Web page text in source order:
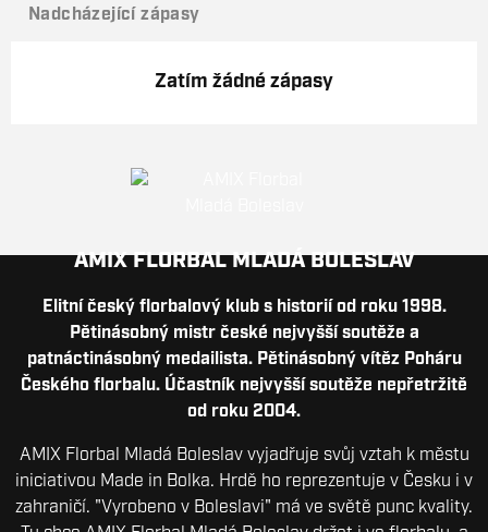
Nadcházející zápasy
Zatím žádné zápasy
AMIX FLORBAL MLADÁ BOLESLAV
Elitní český florbalový klub s historií od roku 1998.
Pětinásobný mistr české nejvyšší soutěže a
patnáctinásobný medailista. Pětinásobný vítěz Poháru
Českého florbalu. Účastník nejvyšší soutěže nepřetržitě
od roku 2004.
AMIX Florbal Mladá Boleslav vyjadřuje svůj vztah k městu
iniciativou Made in Bolka. Hrdě ho reprezentuje v Česku i v
zahraničí. "Vyrobeno v Boleslavi" má ve světě punc kvality.